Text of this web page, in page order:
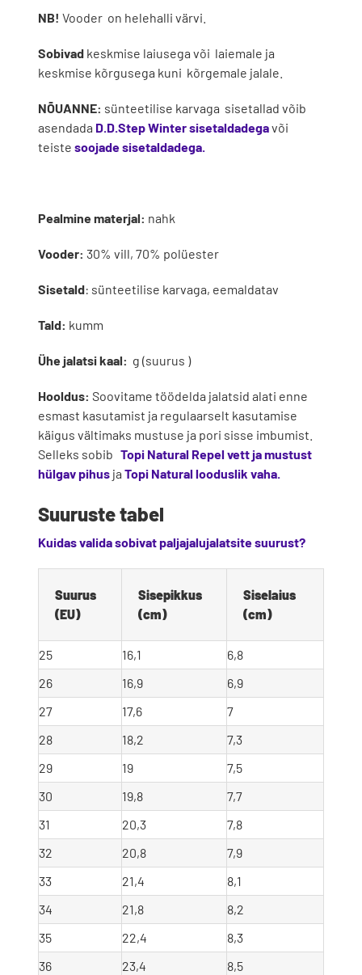
NB! Vooder on helehalli värvi.
Sobivadkeskmise laiusega või laiemale ja
keskmise kõrgusega kuni kõrgemale jalale.
NÕUANNE: sünteetilise karvaga sisetallad võib
asendada D.D.Step Winter sisetaldadegavõi
teiste soojade sisetaldadega.
Pealmine materjal: nahk
Vooder: 30% vill, 70% polüester
Sisetald: sünteetilise karvaga, eemaldatav
Tald: kumm
Ühe jalatsi kaal: g (suurus )
Hooldus: Soovitame töödelda jalatsid alati enne
esmast kasutamist ja regulaarselt kasutamise
käigus vältimaks mustuse ja pori sisse imbumist.
Selleks sobib Topi Natural Repel vett ja mustust
hülgav pihusja Topi Natural looduslik vaha.
Suuruste tabel
Kuidas valida sobivat paljajalujalatsite suurust?
Suurus
(EU)
Sisepikkus
(cm)
Siselaius
(cm)
25 16,1
6,8
26
16,9
6,9
27
17,6
7
28
18,2
7,3
29
19
7,5
30
19,8
7,7
31
20,3
7,8
32
20,8
7,9
33
21,4
8,1
34
21,8
8,2
35
22,4
8,3
36
23,4 8,5